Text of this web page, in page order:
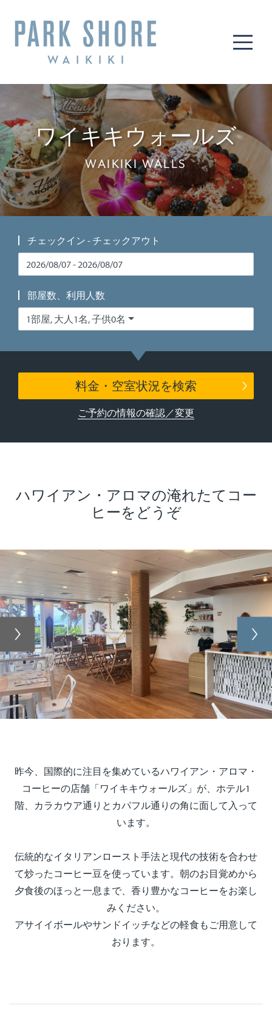
ワイキキウォールズ
WAIKIKI WALLS
チェックイン - チェックアウト
部屋数、利用人数
1部屋, 大人1名, 子供0名
料金・空室状況を検索
ご予約の情報の確認／変更
ハワイアン・アロマの淹れたてコー
ヒーをどうぞ
昨今、国際的に注目を集めているハワイアン・アロマ・
コーヒーの店舗「ワイキキウォールズ」が、ホテル1
階、カラカウア通りとカパフル通りの角に面して入って
います。
伝統的なイタリアンロースト手法と現代の技術を合わせ
て炒ったコーヒー豆を使っています。朝のお目覚めから
夕食後のほっと一息まで、香り豊かなコーヒーをお楽し
みください。
アサイイボールやサンドイッチなどの軽食もご用意して
おります。
Previous